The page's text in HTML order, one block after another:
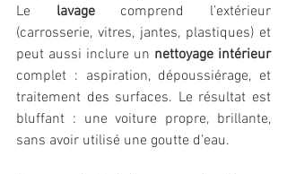
Le lavage comprend l’extérieur
(carrosserie, vitres, jantes, plastiques) et
peut aussi inclure un nettoyage intérieur
complet : aspiration, dépoussiérage, et
traitement des surfaces. Le résultat est
bluffant : une voiture propre, brillante,
sans avoir utilisé une goutte d’eau.